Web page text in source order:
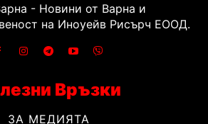
- Новини от Варна и
на Иноуейв Рисърч ЕООД.
Връзки
ЗА МЕДИЯТА